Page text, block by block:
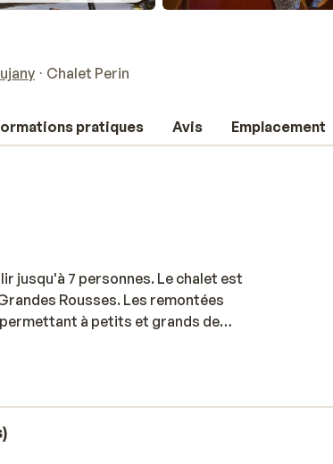
Chalet Perin
pratiques Avis Emplacement
jusqu'à 7 personnes. Le chalet est
Rousses. Les remontées
à petits et grands de
sur les pistes, vous
par un jeu de société. Bon séjour!